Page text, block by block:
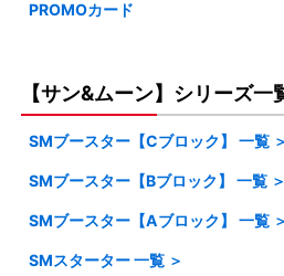
・SV1A トリプレットビート
・SV1S スカーレットex
・SVC スターターセットex「ピカ
・SVB プレミアムトレーナーボッ
・SVA スターターセットex
・S11ロストアビス
・S10A ダークファンタズマ
・S10P スペースジャグラー
・S10D タイムゲイザー
・S9A バトルリージョン
・S9 スターバース
・S8 フュージョンアーツ
・S7D 摩天パーフェクト
・S6A イーブイヒーローズ
・S6K 漆黒のガイスト
・S6H 白銀のランス
・S5A 双璧のファイター
・S4 仰天のボルテッカー
・S3 ムゲンゾーン
・S2A 爆炎ウォーカー
・S2 反逆クラッシュ
・S1A VMAXライジング
・S1H シールド
・SP ハイクラスデッキ
・SI スタートデッキ100
PROMOカード
【サン&ムーン】シリーズ一
SMブースター【Cブロック】 一覧 ＞
・SM12A タッグオールスターズ
・SM12 オルタージェネシス
・SM11B ドリームリーグ
SMブースター【Bブロック】 一覧 ＞
・SM8B ウルトラシャイニー
・SM8A ダークオーダー
SMブースター【Aブロック】 一覧 ＞
・SM4+ GXバトルブースト
SMスターター 一覧 ＞